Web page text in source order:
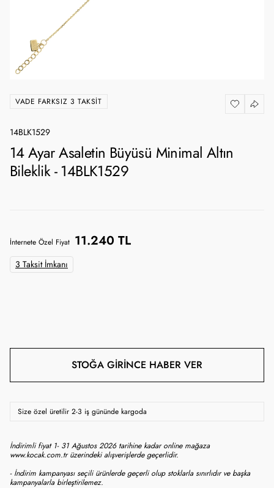
VADE FARKSIZ 3 TAKSIT
14BLK1529
14 Ayar Asaletin Büyüsü Minimal Altın
Bileklik - 14BLK1529
İnternete Özel Fiyat 11.240 TL
3 Taksit İmkanı
STOĞA GIRINCE HABER VER
Size özel üretilir 2-3 iş gününde kargoda
İndirimli fiyat 1- 31 Ağustos 2026 tarihine kadar online mağaza
www.kocak.com.tr üzerindeki alışverişlerde geçerlidir.
- İndirim kampanyası seçili ürünlerde geçerli olup stoklarla sınırlıdır ve başka
kampanyalarla birleştirilemez.